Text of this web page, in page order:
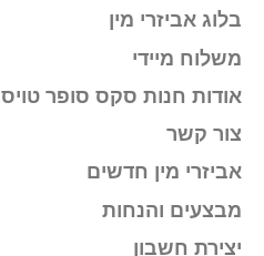
בלוג אביזרי מין
משלוח מיידי
אודות חנות סקס סופר טויס
צור קשר
אביזרי מין חדשים
מבצעים והנחות
יצירת חשבון